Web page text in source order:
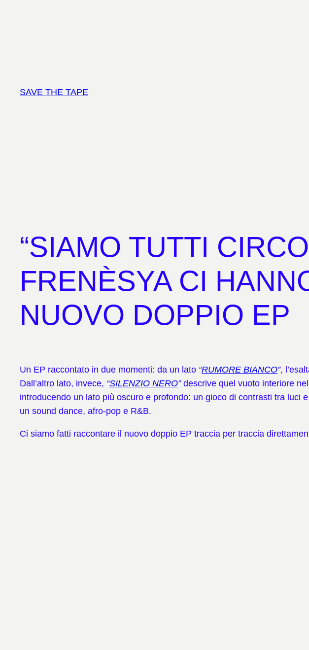
SAVE THE TAPE
“SIAMO TUTTI
FRENÈSYA CI
NUOVO DOPPIO EP
Un EP raccontato in due momenti: da un lato “RUMORE BIANCO”,
Dall’altro lato, invece, “SILENZIO NERO”descrive quel vuoto interiore
introducendo un lato più oscuro e profondo: un gioco di contrasti tra
un sound dance, afro-pop e R&B.
Ci siamo fatti raccontare il nuovo doppio EP traccia per traccia